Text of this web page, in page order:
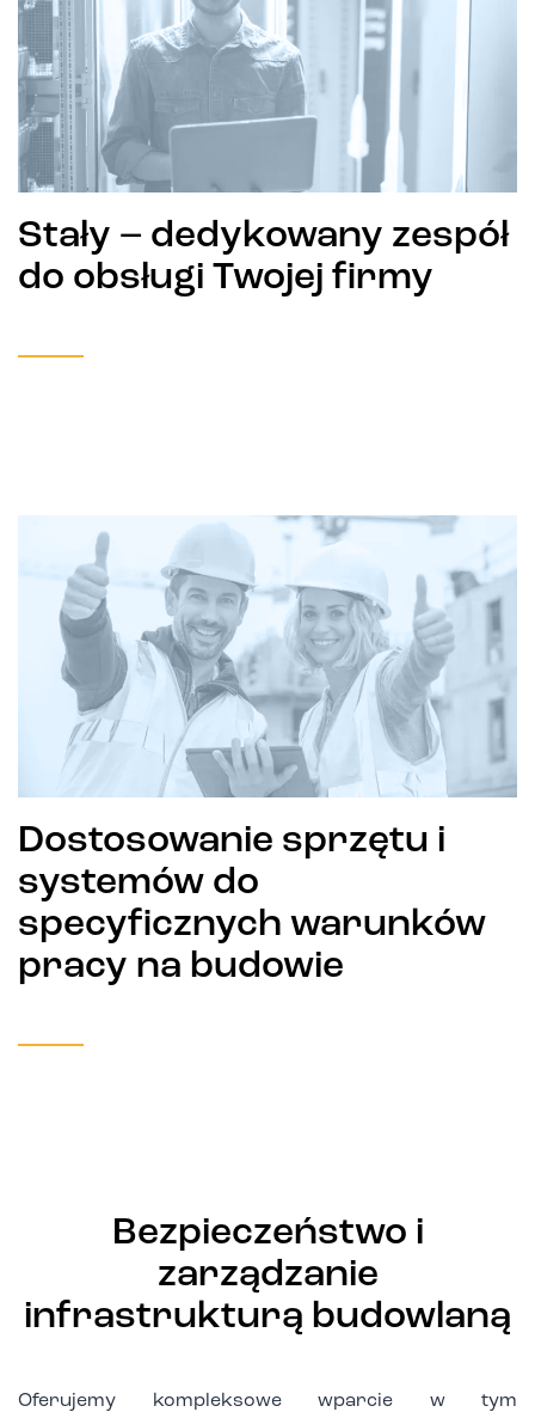
Stały – dedykowany zespół
do obsługi Twojej firmy
Dostosowanie sprzętu i
systemów do
specyficznych warunków
pracy na budowie
Bezpieczeństwo i
zarządzanie
infrastrukturą budowlaną
Oferujemy kompleksowe wparcie w tym